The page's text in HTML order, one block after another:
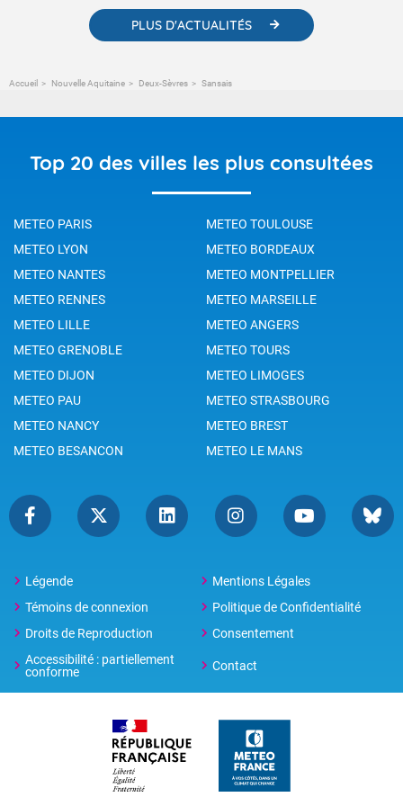
PLUS D'ACTUALITÉS
Accueil Nouvelle Aquitaine Deux-Sèvres Sansais
Top 20 des villes les plus consultées
METEO PARIS
METEO TOULOUSE
METEO LYON
METEO BORDEAUX
METEO NANTES
METEO MONTPELLIER
METEO RENNES
METEO MARSEILLE
METEO LILLE
METEO ANGERS
METEO GRENOBLE
METEO TOURS
METEO DIJON
METEO LIMOGES
METEO PAU
METEO STRASBOURG
METEO NANCY
METEO BREST
METEO BESANCON
METEO LE MANS
Légende
Mentions Légales
Témoins de connexion
Politique de Confidentialité
Droits de Reproduction
Consentement
Accessibilité : partiellement
conforme
Contact